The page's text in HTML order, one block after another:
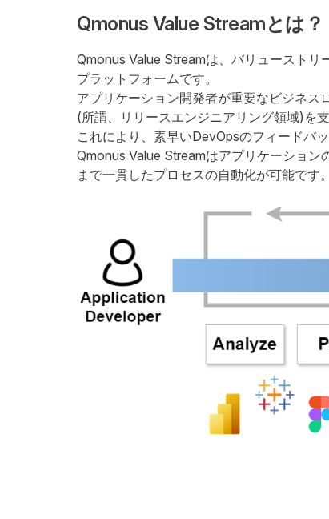
Qmonus Value Streamとは？
Qmonus Value Streamは、バリュースト
プラットフォームです。
アプリケーション開発者が重要なビジネス
(所謂、リリースエンジニアリング領域)を支
これにより、素早いDevOpsのフィードバ
Qmonus Value Streamはアプリケーショ
まで一貫したプロセスの自動化が可能です。